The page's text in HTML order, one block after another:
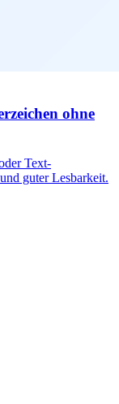
ohne
Text-
guter Lesbarkeit.